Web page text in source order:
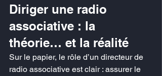
Diriger une radio
associative : la
théorie… et la réalité
Sur le papier, le rôle d’un directeur de
radio associative est clair : assurer le